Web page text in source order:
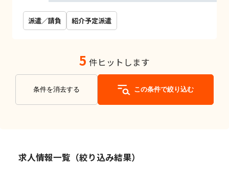
派遣／請負 紹介予定派遣
5 件ヒットします
条件を消去する この条件で絞り込む
求人情報一覧（絞り込み結果）